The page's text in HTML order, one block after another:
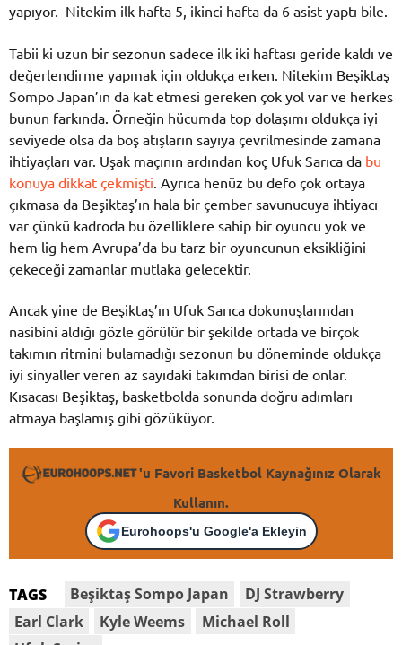
yapıyor. Nitekim ilk hafta 5, ikinci hafta da 6 asist yaptı bile.
Tabii ki uzun bir sezonun sadece ilk iki haftası geride kaldı ve
değerlendirme yapmak için oldukça erken. Nitekim Beşiktaş
Sompo Japan’ın da kat etmesi gereken çok yol var ve herkes
bunun farkında. Örneğin hücumda top dolaşımı oldukça iyi
seviyede olsa da boş atışların sayıya çevrilmesinde zamana
ihtiyaçları var. Uşak maçının ardından koç Ufuk Sarıca da bu
konuya dikkat çekmişti . Ayrıca henüz bu defo çok ortaya
çıkmasa da Beşiktaş’ın hala bir çember savunucuya ihtiyacı
var çünkü kadroda bu özelliklere sahip bir oyuncu yok ve
hem lig hem Avrupa’da bu tarz bir oyuncunun eksikliğini
çekeceği zamanlar mutlaka gelecektir.
Ancak yine de Beşiktaş’ın Ufuk Sarıca dokunuşlarından
nasibini aldığı gözle görülür bir şekilde ortada ve birçok
takımın ritmini bulamadığı sezonun bu döneminde oldukça
iyi sinyaller veren az sayıdaki takımdan birisi de onlar.
Kısacası Beşiktaş, basketbolda sonunda doğru adımları
atmaya başlamış gibi gözüküyor.
'u Favori Basketbol Kaynağınız Olarak
Kullanın.
Eurohoops'u Google'a Ekleyin
TAGS Beşiktaş Sompo Japan
DJ Strawberry
Earl Clark
Kyle Weems
Michael Roll